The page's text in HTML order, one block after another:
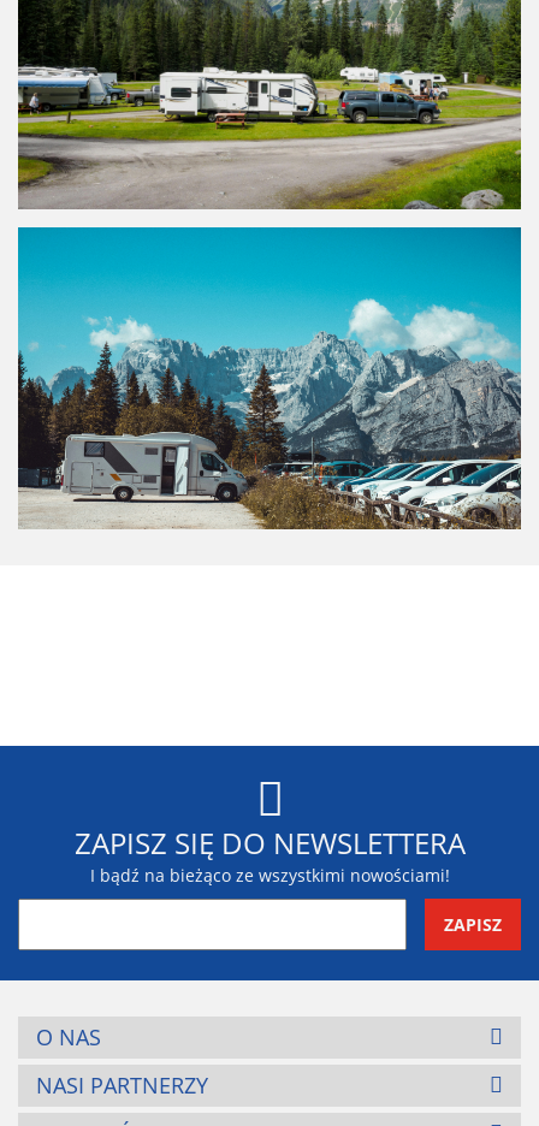
Blaupunkt
ZAPISZ SIĘ DO NEWSLETTERA
I bądź na bieżąco ze wszystkimi nowościami!
O NAS
NASI PARTNERZY